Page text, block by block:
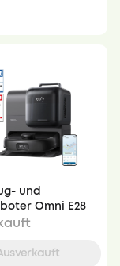
und
Omni E28